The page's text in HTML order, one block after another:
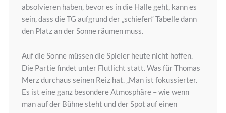
absolvieren haben, bevor es in die Halle geht, kann es
sein, dass die TG aufgrund der „schiefen“ Tabelle dann
den Platz an der Sonne räumen muss.
Auf die Sonne müssen die Spieler heute nicht hoffen.
Die Partie findet unter Flutlicht statt. Was für Thomas
Merz durchaus seinen Reiz hat. „Man ist fokussierter.
Es ist eine ganz besondere Atmosphäre – wie wenn
man auf der Bühne steht und der Spot auf einen